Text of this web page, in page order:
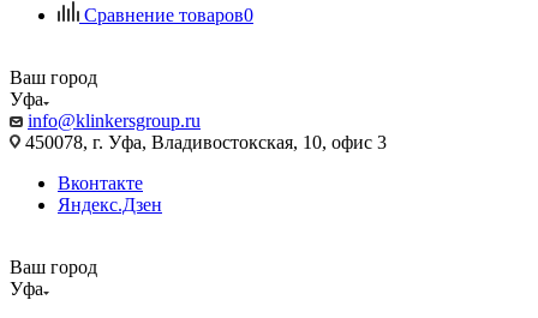
Сравнение товаров0
Ваш город
Уфа
info@klinkersgroup.ru
450078, г. Уфа, Владивостокская, 10, офис 3
Вконтакте
Яндекс.Дзен
Ваш город
Уфа